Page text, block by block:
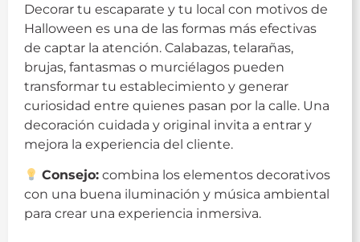
Decorar tu escaparate y tu local con motivos de
Halloween es una de las formas más efectivas
de captar la atención. Calabazas, telarañas,
brujas, fantasmas o murciélagos pueden
transformar tu establecimiento y generar
curiosidad entre quienes pasan por la calle. Una
decoración cuidada y original invita a entrar y
mejora la experiencia del cliente.
Consejo: combina los elementos decorativos
con una buena iluminación y música ambiental
para crear una experiencia inmersiva.